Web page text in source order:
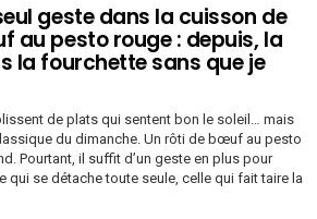
geste dans la cuisson de
au pesto rouge : depuis, la
la fourchette sans que je
de plats qui sentent bon le soleil… mais
du dimanche. Un rôti de bœuf au pesto
Pourtant, il suffit d’un geste en plus pour
qui se détache toute seule, celle qui fait taire la